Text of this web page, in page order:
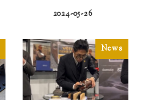
2024-05-26
News